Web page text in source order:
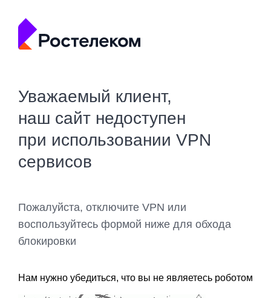
Уважаемый клиент,
наш сайт недоступен
при использовании VPN
сервисов
Пожалуйста, отключите VPN или
воспользуйтесь формой ниже для обхода
блокировки
Нам нужно убедиться, что вы не являетесь роботом